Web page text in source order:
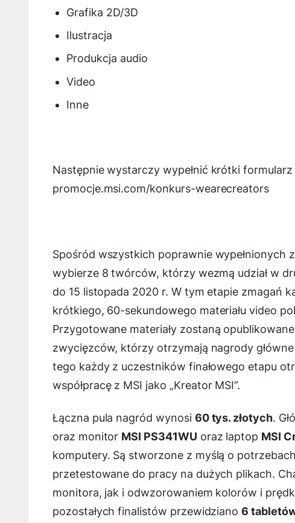
Grafika 2D/3D
Ilustracja
Produkcja audio
Video
Inne
Następnie wystarczy wypełnić krótki
promocje.msi.com/konkurs-wearecreators
Spośród wszystkich poprawnie wypełnionych
wybierze 8 twórców, którzy wezmą udział w
do 15 listopada 2020 r. W tym etapie zmagań
krótkiego, 60-sekundowego materiału video
Przygotowane materiały zostaną
zwycięzców, którzy otrzymają nagrody
tego każdy z uczestników finałowego etapu
współpracę z MSI jako „Kreator MSI”.
Łączna pula nagród wynosi 60 tys. złotych.
oraz monitor MSI PS341WU oraz laptop MSI
komputery. Są stworzone z myślą o
przetestowane do pracy na dużych plikach.
monitora, jak i odwzorowaniem kolorów i
pozostałych finalistów przewidziano6